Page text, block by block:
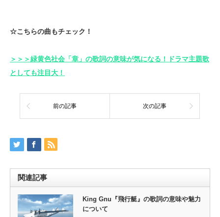
☆こちらの曲もチェック！
＞＞＞緑黄色社会「章」の歌詞の意味が気になる！ドラマ主題歌
としても注目大！
前の記事 次の記事
関連記事
King Gnu『飛行艇』の歌詞の意味や魅力
について